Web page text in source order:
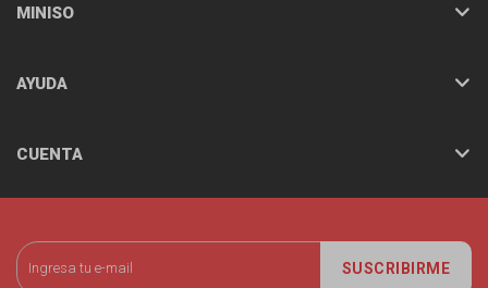
SUSCRIBIRME
MINISO
AYUDA
CUENTA